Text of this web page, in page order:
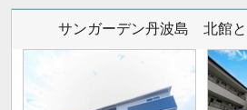
サンガーデン丹波島 北館